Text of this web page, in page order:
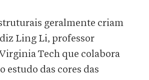
geralmente criam
Ling Li, professor
Tech que colabora
estudo das cores das